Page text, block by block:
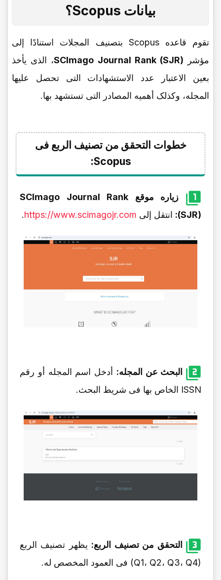
بیانات Scopus؟
تقوم قاعده Scopus بتصنیف المجلات استنادًا إلى
مؤشر SCImago Journal Rank (SJR)، الذی یأخذ
بعین الاعتبار عدد الاستشهادات التی تحصل علیها
المجله، وکذلک أهمیه المصادر التی تستشهد بها.
خطوات التحقق من تصنیف الربع فی
Scopus:
زیاره موقع SCImago Journal Rank
(SJR): انتقل إلى https://www.scimagojr.com
.
البحث عن المجله: أدخل اسم المجله أو رقم
ISSN الخاص بها فی شریط البحث.
التحقق من تصنیف الربع: یظهر تصنیف الربع
(Q1، Q2، Q3، Q4) فی العمود المخصص له.